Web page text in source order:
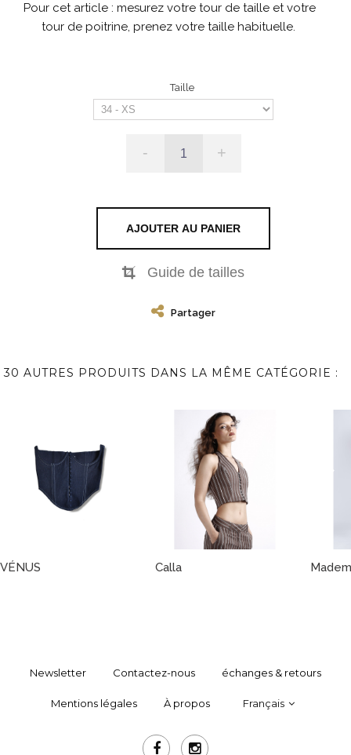
Pour cet article : mesurez votre tour de taille et votre
tour de poitrine, prenez votre taille habituelle.
Taille
- +
AJOUTER AU PANIER
Guide de tailles
Partager
30 AUTRES PRODUITS DANS LA MÊME CATÉGORIE :
VÉNUS Calla
Newsletter Contactez-nous échanges & retours
Mentions légales À propos Français